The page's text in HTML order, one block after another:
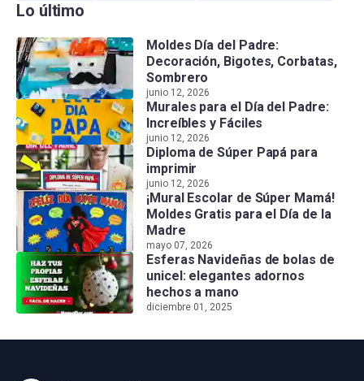
Lo último
Moldes Día del Padre:
Decoración, Bigotes, Corbatas,
Sombrero
junio 12, 2026
Murales para el Día del Padre:
Increíbles y Fáciles
junio 12, 2026
Diploma de Súper Papá para
imprimir
junio 12, 2026
¡Mural Escolar de Súper Mamá!
Moldes Gratis para el Día de la
Madre
mayo 07, 2026
Esferas Navideñas de bolas de
unicel: elegantes adornos
hechos a mano
diciembre 01, 2025